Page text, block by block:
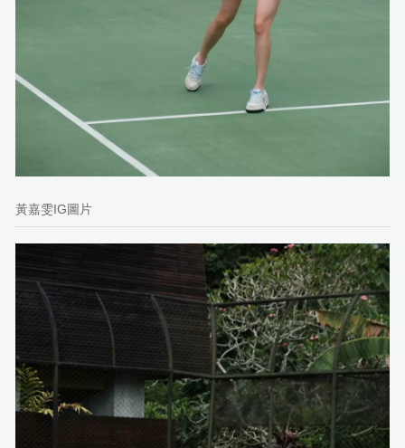
黃嘉雯IG圖片